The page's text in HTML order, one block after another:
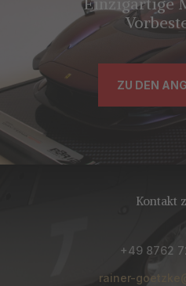
ZU DEN
Kontakt
+49 8762
rainer-